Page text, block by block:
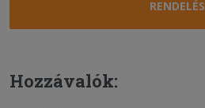
RENDELÉS
Hozzávalók: